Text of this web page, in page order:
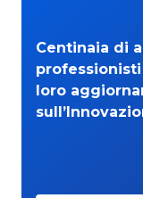
Centinaia di
loro